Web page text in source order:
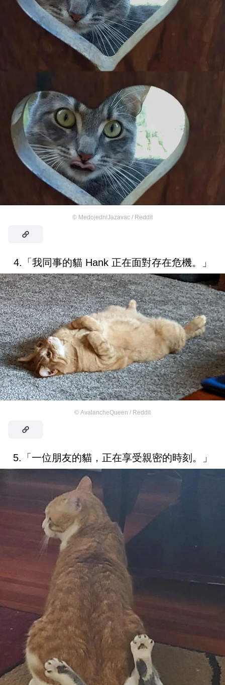
© MedojedniJazavac / Reddit
4.「我同事的貓 Hank 正在面對存在危機。」
© AvalancheQueen / Reddit
5.「一位朋友的貓，正在享受親密的時刻。」